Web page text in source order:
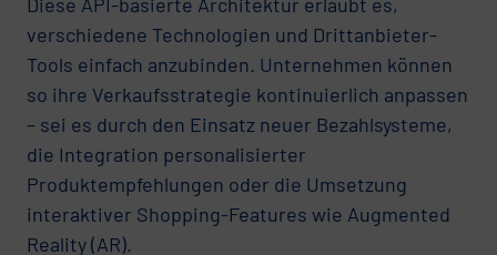
verschiedene Technologien und Drittanbieter-
Tools einfach anzubinden. Unternehmen können
so ihre Verkaufsstrategie kontinuierlich anpassen
– sei es durch den Einsatz neuer Bezahlsysteme,
die Integration personalisierter
Produktempfehlungen oder die Umsetzung
interaktiver Shopping-Features wie Augmented
Reality (AR).